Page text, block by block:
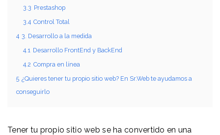
3.3 Prestashop
3.4 Control Total
4 3. Desarrollo a la medida
4.1 Desarrollo FrontEnd y BackEnd
4.2 Compra en línea
5 ¿Quieres tener tu propio sitio web? En Sr.Web te ayudamos a
conseguirlo
Tener tu propio sitio web se ha convertido en una